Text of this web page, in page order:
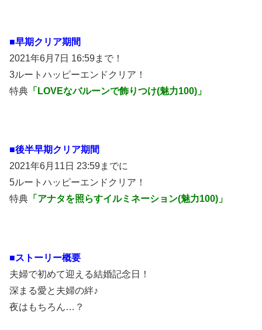
■早期クリア期間
2021年6月7日 16:59まで！
3ルートハッピーエンドクリア！
特典 「LOVEなバルーンで飾りつけ(魅力100)」
■後半早期クリア期間
2021年6月11日 23:59までに
5ルートハッピーエンドクリア！
特典 「アナタを照らすイルミネーション(魅力100)」
■ストーリー概要
夫婦で初めて迎える結婚記念日！
深まる愛と夫婦の絆♪
夜はもちろん…？